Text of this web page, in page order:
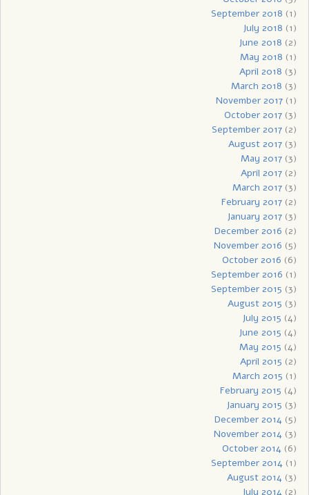
September 2018 (1)
July 2018 (1)
June 2018 (2)
May 2018 (1)
April 2018 (3)
March 2018 (3)
November 2017(1)
October 2017(3)
September 2017(2)
August 2017(3)
May 2017(3)
April 2017(2)
March 2017(3)
February 2017(2)
January 2017(3)
December 2016 (2)
November 2016 (5)
October 2016 (6)
September 2016 (1)
September 2015 (3)
August 2015 (3)
July 2015 (4)
June 2015 (4)
May 2015 (4)
April 2015 (2)
March 2015 (1)
February 2015 (4)
January 2015 (3)
December 2014(5)
November 2014(3)
October 2014(6)
September 2014(1)
August 2014(3)
July 2014(2)